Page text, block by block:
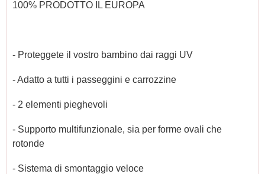
100% PRODOTTO IL EUROPA
- Proteggete il vostro bambino dai raggi UV
- Adatto a tutti i passeggini e carrozzine
- 2 elementi pieghevoli
- Supporto multifunzionale, sia per forme ovali che
rotonde
- Sistema di smontaggio veloce